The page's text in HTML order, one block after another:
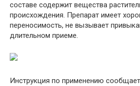
составе содержит вещества
происхождения. Препарат имеет
переносимость, не вызывает
длительном приеме.
Инструкция по применению